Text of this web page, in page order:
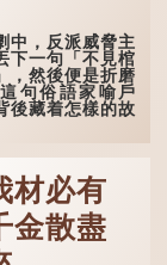
，反派威脅主
下一句「不見棺
，然後便是折磨
句俗語家喻戶
後藏着怎樣的故
不落淚」的
法是「不見棺材
「不見親棺不下
明朝蘭陵笑笑生
瓶梅詞話》第九
意是指人未親眼
木，便不會真正
材必有
散盡